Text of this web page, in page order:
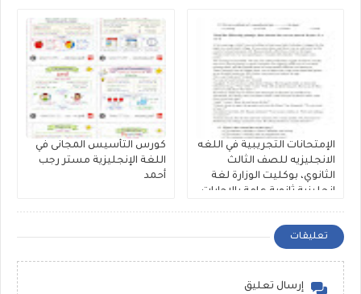
الإمتحانات التجريبية في اللغه
الانجليزيه للصف الثالث
الثانوي، بوكليت الوزارة لغة
إنجليزية ثانوية عامة بالإجابات
كورس التأسيس المجانى في
اللغة الإنجليزية مستر رجب
أحمد
تعليقات
إرسال تعليق